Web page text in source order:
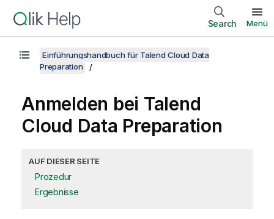
Search Menü
Einführungshandbuch für Talend Cloud Data
Preparation
Anmelden bei Talend
Cloud Data Preparation
AUF DIESER SEITE
Prozedur
Ergebnisse